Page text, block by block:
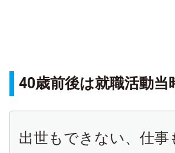
40歳前後は就職活動
出世もできない、仕